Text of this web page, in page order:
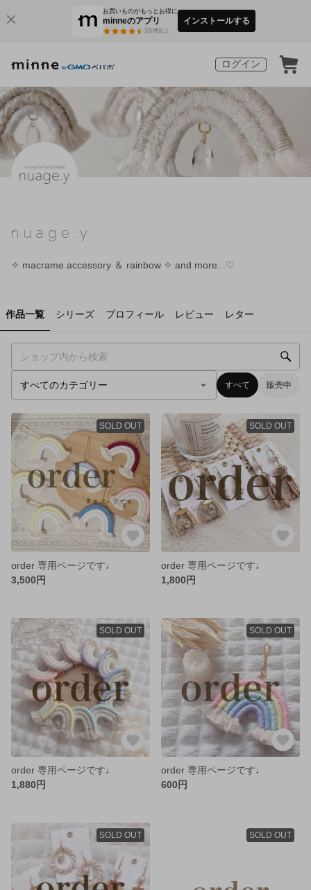
お買いものがもっとお得に
minneのアプリ
3万件以上
インストールする
ログイン
nuage.y
✧ macrame accessory ＆ rainbow ✧ and more...♡
作品一覧 シリーズ プロフィール レビュー レター
すべて 販売中
SOLD OUT
order 専用ページです♩
3,500円
SOLD OUT
order 専用ページです♩
1,800円
SOLD OUT
order 専用ページです♩
1,880円
SOLD OUT
order 専用ページです♩
600円
SOLD OUT SOLD OUT